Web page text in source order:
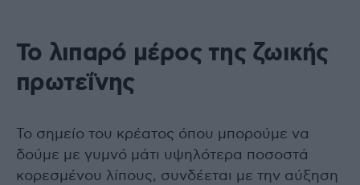
Το λιπαρό μέρος της ζωικής
πρωτεΐνης
Το σημείο του κρέατος όπου μπορούμε να
δούμε με γυμνό μάτι υψηλότερα ποσοστά
κορεσμένου λίπους, συνδέεται με την αύξηση